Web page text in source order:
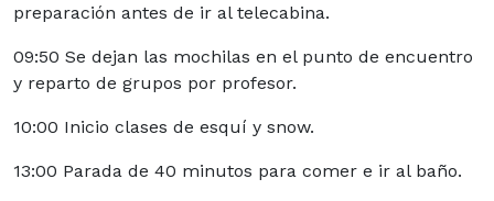
preparación antes de ir al telecabina.
09:50 Se dejan las mochilas en el punto de encuentro
y reparto de grupos por profesor.
10:00 Inicio clases de esquí y snow.
13:00 Parada de 40 minutos para comer e ir al baño.